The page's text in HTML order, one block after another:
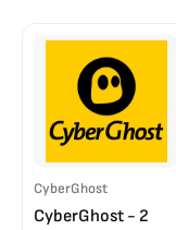
CyberGhost
CyberGhost - 2